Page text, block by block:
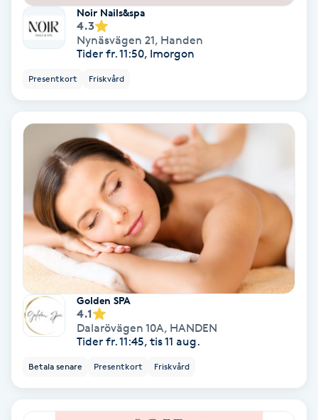
Healing
Herrklippning
Hollywood Peel
Hot Stone Massage
Hot yoga
Hudföryngring
Huduppstramning
Hudvård
Hyaluronsyra
Hyperhidros
Noir Nails&spa
4.3
Nynäsvägen 21, Handen
Tider fr. 11:50, Imorgon
Presentkort Friskvård
Golden SPA
4.1
Dalarövägen 10A, HANDEN
Tider fr. 11:45, tis 11 aug.
Betala senare Presentkort Friskvård